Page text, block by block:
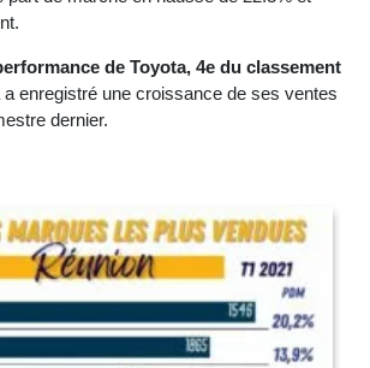
de Toyota, 4e du classement
a enregistré une croissance de ses ventes
dernier.